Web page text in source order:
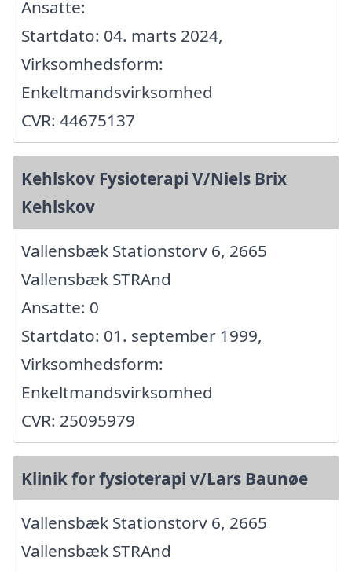
Ansatte:
Startdato: 04. marts 2024,
Virksomhedsform:
Enkeltmandsvirksomhed
CVR: 44675137
Kehlskov Fysioterapi V/Niels Brix
Kehlskov
Vallensbæk Stationstorv 6, 2665
Vallensbæk STRAnd
Ansatte: 0
Startdato: 01. september 1999,
Virksomhedsform:
Enkeltmandsvirksomhed
CVR: 25095979
Klinik for fysioterapi v/Lars Baunøe
Vallensbæk Stationstorv 6, 2665
Vallensbæk STRAnd